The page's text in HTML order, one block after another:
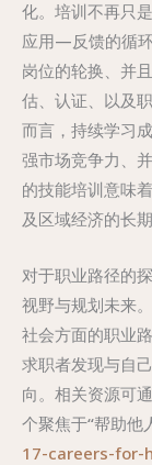
化。培训不再只
应用—反馈的循
岗位的轮换、并
估、认证、以及
而言，持续学习
强市场竞争力、
的技能培训意味
及区域经济的长期
对于职业路径的
视野与规划未来
社会方面的职业
求职者发现与自
向。相关资源可
个聚焦于“帮助他
17-careers-for-